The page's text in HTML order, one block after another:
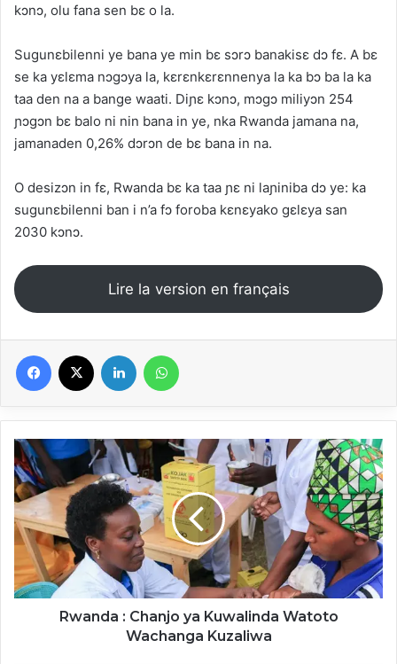
kɔnɔ, olu fana sen bɛ o la.
Sugunɛbilenni ye bana ye min bɛ sɔrɔ banakisɛ dɔ fɛ. A bɛ
se ka yɛlɛma nɔgɔya la, kɛrɛnkɛrɛnnenya la ka bɔ ba la ka
taa den na a bange waati. Diɲɛ kɔnɔ, mɔgɔ miliyɔn 254
ɲɔgɔn bɛ balo ni nin bana in ye, nka Rwanda jamana na,
jamanaden 0,26% dɔrɔn de bɛ bana in na.
O desizɔn in fɛ, Rwanda bɛ ka taa ɲɛ ni laɲiniba dɔ ye: ka
sugunɛbilenni ban i n’a fɔ foroba kɛnɛyako gɛlɛya san
2030 kɔnɔ.
Lire la version en français
Facebook Linkedin
Rwanda
:
Chanjo
ya
Kuwalinda
Watoto
Wachanga
Kuzaliwa
Rwanda : Chanjo ya Kuwalinda Watoto
Wachanga Kuzaliwa